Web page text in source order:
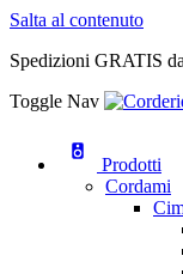
Salta al contenuto
Spedizioni GRATIS
Toggle Nav
Prodotti
Cordami